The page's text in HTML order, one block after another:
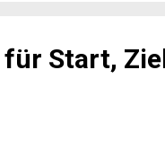
Start,